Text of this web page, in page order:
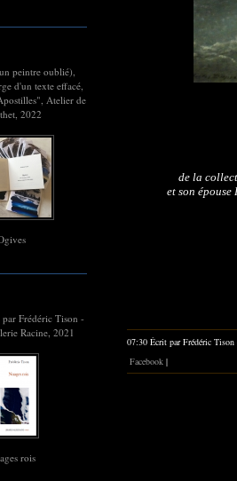
peintre oublié),
d'un texte effacé,
Atelier de
2022
par Frédéric Tison -
Racine, 2021
rois
de la
et son
07:30 Écrit par Frédéric Tison
Facebook |